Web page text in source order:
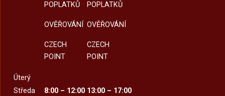
POPLATKŮ
OVĚŘOVÁNÍ
CZECH
POINT
POPLATKŮ
OVĚŘOVÁNÍ
CZECH
POINT
Úterý
Středa
8:00 – 12:00 13:00 – 17:00